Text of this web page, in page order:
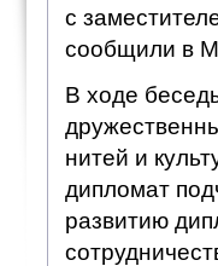
с
сообщили в
В xоде
нитей и
дипломат
развитию